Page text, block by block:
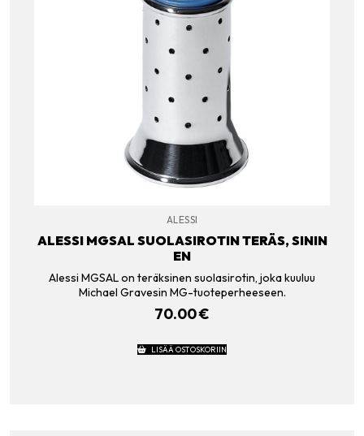
ALESSI
ALESSI MGSAL SUOLASIROTIN TERÄS, SININ
EN
Alessi MGSAL on teräksinen suolasirotin, joka kuuluu
Michael Gravesin MG-tuoteperheeseen.
70.00€
LISÄÄ OSTOSKORIIN